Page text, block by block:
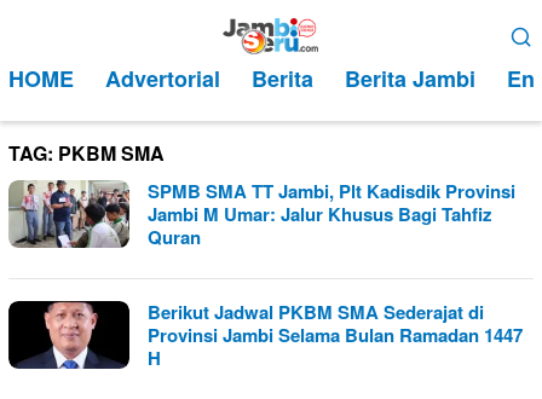
kontenMobile
HOME Advertorial Berita Berita Jambi
TAG: PKBM SMA
SPMB SMA TT Jambi, Plt Kadisdik Provinsi
Jambi M Umar: Jalur Khusus Bagi Tahfiz
Quran
Berikut Jadwal PKBM SMA Sederajat di
Provinsi Jambi Selama Bulan Ramadan 1447
H